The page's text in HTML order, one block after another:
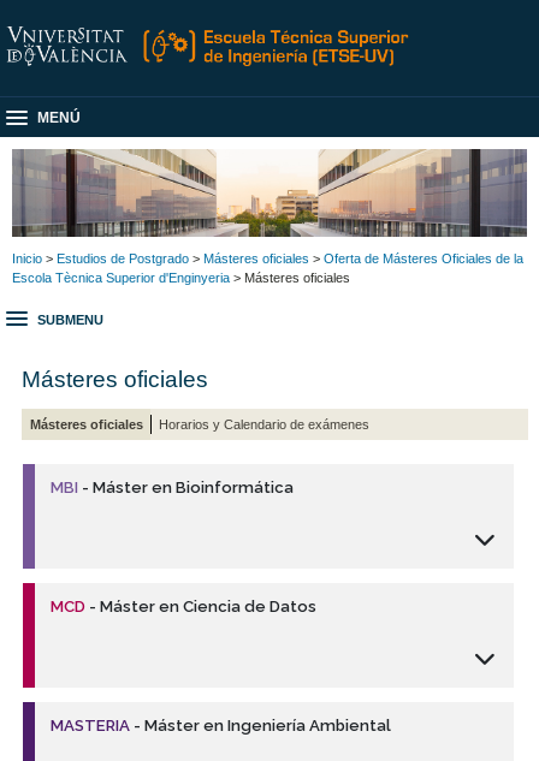
MENÚ
Inicio > Estudios de Postgrado > Másteres oficiales > Oferta de Másteres Oficiales de la
Escola Tècnica Superior d'Enginyeria > Másteres oficiales
SUBMENU
Másteres oficiales
Másteres oficiales Horarios y Calendario de exámenes
MBI - Máster en Bioinformática
MCD - Máster en Ciencia de Datos
MASTERIA - Máster en Ingeniería Ambiental